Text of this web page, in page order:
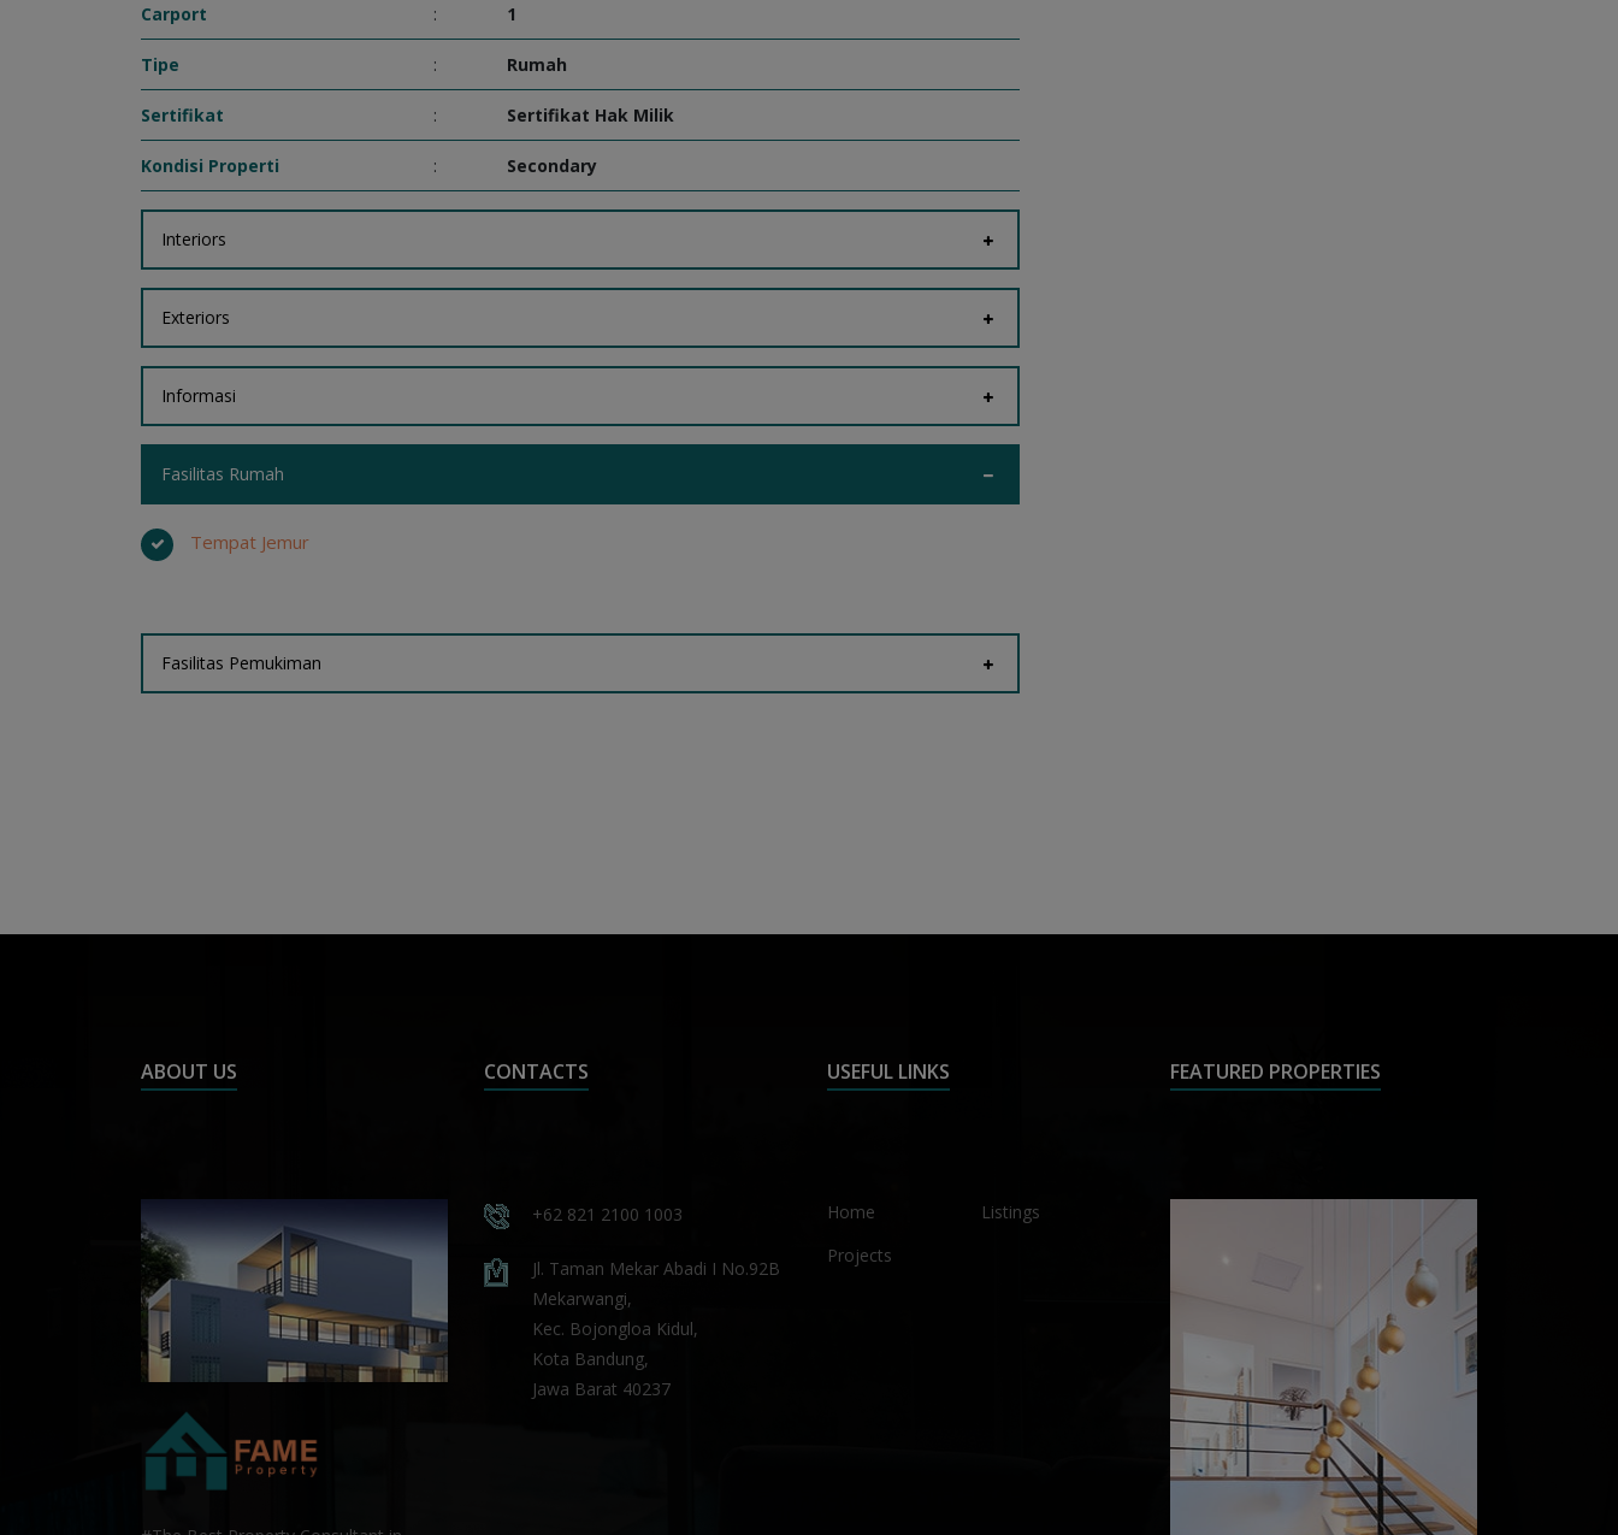
Carport : 1
Tipe : Rumah
Sertifikat : Sertifikat Hak Milik
Kondisi Properti : Secondary
Interiors
Exteriors
Informasi
Fasilitas Rumah
Tempat Jemur
Fasilitas Pemukiman
ABOUT US CONTACTS
+62 821 2100 1003
Jl. Taman Mekar Abadi I No.92B
Mekarwangi,
Kec. Bojongloa Kidul,
Kota Bandung,
Jawa Barat 40237
USEFUL LINKS
Home
Listings
Projects
FEATURED PROPERTIES